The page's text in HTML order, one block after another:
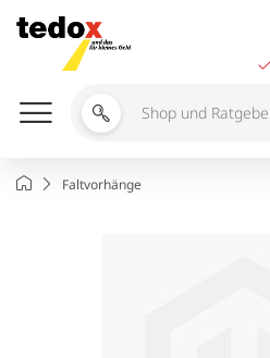
Inhalt
springen
Shop
durchsuchen
StartseiteFaltvorhänge